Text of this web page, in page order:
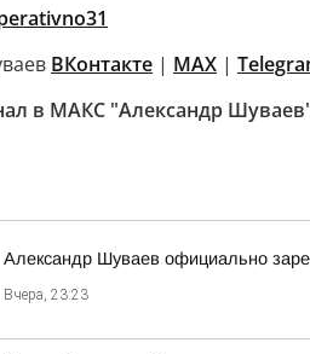
ВКонтакте | MAX |
в МАКС "Александр
Александр Шуваев официально
Вчера, 23:23